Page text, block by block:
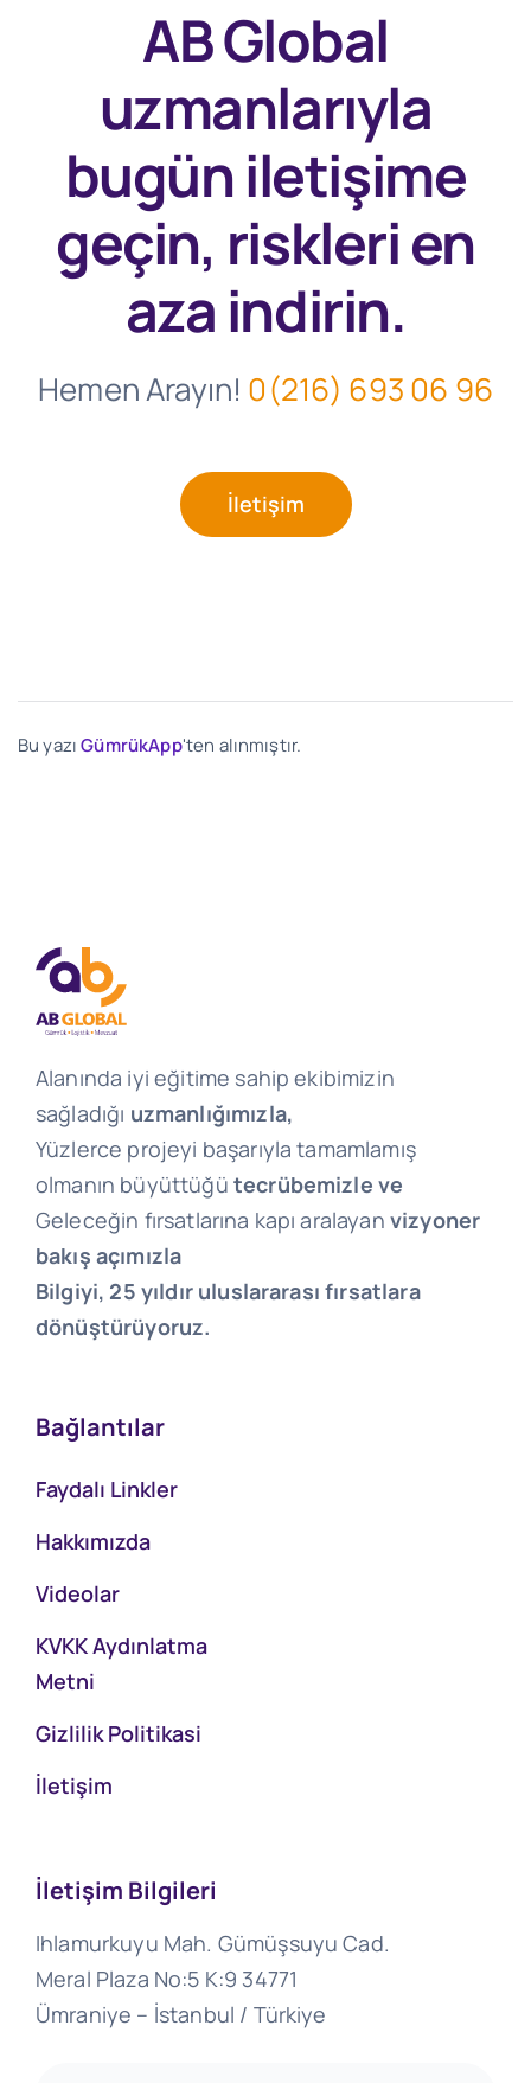
AB Global
uzmanlarıyla
bugüniletişime
geçin, riskleri en
aza indirin.
Hemen Arayın! 0(216) 693 06 96
İletişim
Bu yazıGümrükApp'ten alınmıştır.
Alanında iyi eğitime sahip ekibimizin
sağladığı uzmanlığımızla,
Yüzlerce projeyi başarıyla tamamlamış
olmanın büyüttüğü tecrübemizle ve
Geleceğin fırsatlarına kapı aralayan vizyoner
bakış açımızla
Bilgiyi, 25 yıldır uluslararası fırsatlara
dönüştürüyoruz.
Bağlantılar
Faydalı Linkler
Hakkımızda
Videolar
KVKK Aydınlatma
Metni
Gizlilik Politikasi
İletişim
İletişim Bilgileri
Ihlamurkuyu Mah. Gümüşsuyu Cad.
Meral Plaza No:5 K:9 34771
Ümraniye – İstanbul / Türkiye